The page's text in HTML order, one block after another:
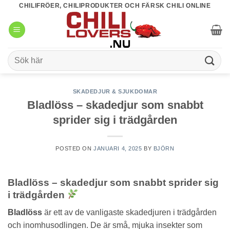
content
CHILIFRÖER, CHILIPRODUKTER OCH FÄRSK CHILI ONLINE
Sök
efter:
SKADEDJUR & SJUKDOMAR
Bladlöss – skadedjur som snabbt
sprider sig i trädgården
POSTED ONJANUARI 4, 2025 BY BJÖRN
Bladlöss – skadedjur som snabbt sprider sig
i trädgården
Bladlöss är ett av de vanligaste skadedjuren i trädgården
och inomhusodlingen. De är små, mjuka insekter som